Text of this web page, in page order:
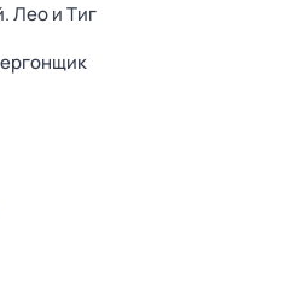
Лео и Тиг